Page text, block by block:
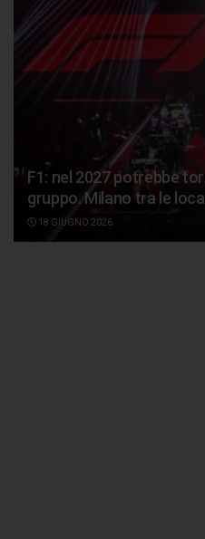
F1: nel 2027 potrebbe
gruppo. Milano tra le
18 GIUGNO 2026